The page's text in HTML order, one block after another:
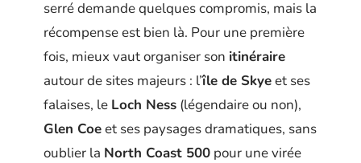
serré demande quelques compromis, mais la
récompense est bien là. Pour une première
fois, mieux vaut organiser son itinéraire
autour de sites majeurs : l’île de Skyeet ses
falaises, le Loch Ness (légendaire ou non),
Glen Coeet ses paysages dramatiques, sans
oublier la North Coast 500 pour une virée